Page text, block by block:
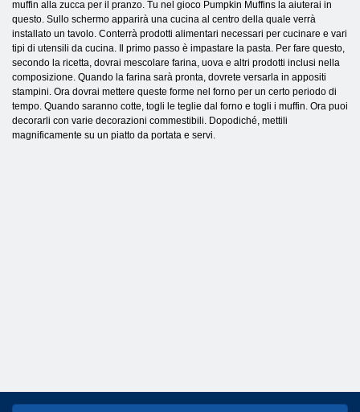
muffin alla zucca per il pranzo. Tu nel gioco Pumpkin Muffins la aiuterai in
questo. Sullo schermo apparirà una cucina al centro della quale verrà
installato un tavolo. Conterrà prodotti alimentari necessari per cucinare e vari
tipi di utensili da cucina. Il primo passo è impastare la pasta. Per fare questo,
secondo la ricetta, dovrai mescolare farina, uova e altri prodotti inclusi nella
composizione. Quando la farina sarà pronta, dovrete versarla in appositi
stampini. Ora dovrai mettere queste forme nel forno per un certo periodo di
tempo. Quando saranno cotte, togli le teglie dal forno e togli i muffin. Ora puoi
decorarli con varie decorazioni commestibili. Dopodiché, mettili
magnificamente su un piatto da portata e servi.